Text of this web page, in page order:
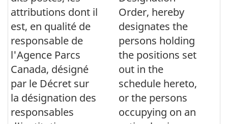
attributions dont il
est, en qualité de
responsable de
l'Agence Parcs
Canada, désigné
par le Décret sur
la désignation des
responsables
Order, hereby
designates the
persons holding
the positions set
out in the
schedule hereto,
or the persons
occupying on an